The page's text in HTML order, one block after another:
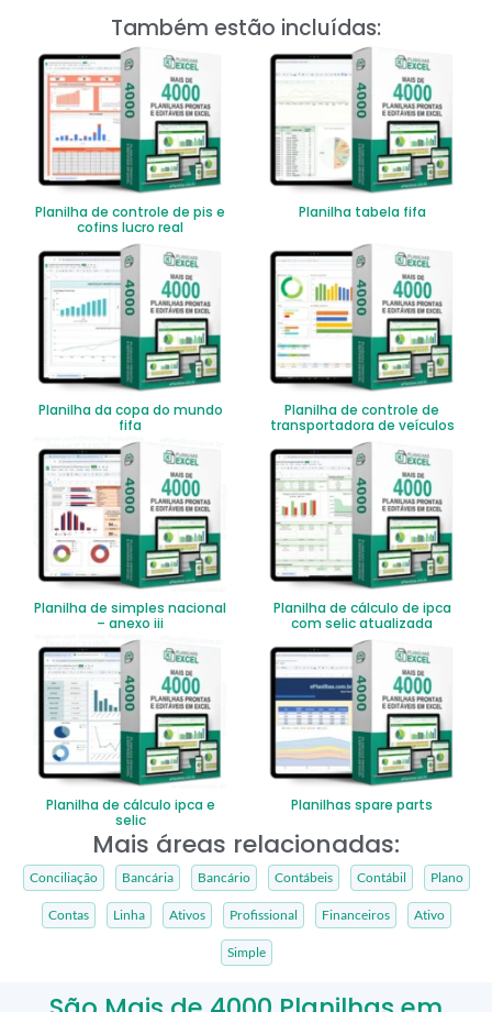
Também estão incluídas:
Planilha de controle de pis e
cofins lucro real
Planilha tabela fifa
Planilha da copa do mundo
fifa
Planilha de controle de
transportadora de veículos
Planilha de simples nacional
– anexo iii
Planilha de cálculo de ipca
com selic atualizada
Planilha de cálculo ipca e
selic
Planilhas spare parts
Mais áreas relacionadas:
Conciliação Bancária Bancário Contábeis Contábil Plano
Contas Linha Ativos Profissional Financeiros Ativo
Simple